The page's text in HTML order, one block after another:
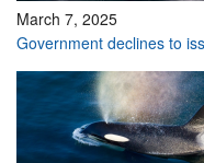
March 7, 2025
Government declines to